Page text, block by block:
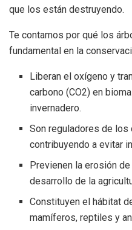
que los están destruyendo.
Te contamos por qué los
fundamental en la
Liberan el oxígeno y
carbono (CO2) en
invernadero.
Son reguladores de
contribuyendo a evitar
Previenen la erosión
desarrollo de la
Constituyen el hábitat
mamíferos, reptiles y